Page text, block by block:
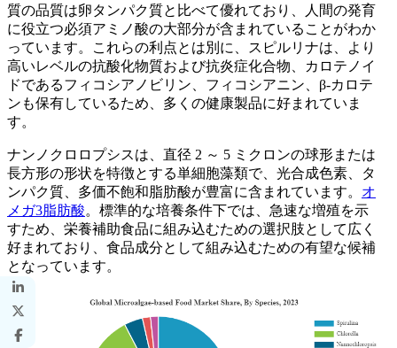
質の品質は卵タンパク質と比べて優れており、人間の発育
に役立つ必須アミノ酸の大部分が含まれていることがわか
っています。これらの利点とは別に、スピルリナは、より
高いレベルの抗酸化物質および抗炎症化合物、カロテノイ
ドであるフィコシアノビリン、フィコシアニン、β-カロテ
ンも保有しているため、多くの健康製品に好まれていま
す。
ナンノクロロプシスは、直径 2 ～ 5 ミクロンの球形または
長方形の形状を特徴とする単細胞藻類で、光合成色素、タ
ンパク質、多価不飽和脂肪酸が豊富に含まれています。 オ
メガ3脂肪酸。標準的な培養条件下では、急速な増殖を示
すため、栄養補助食品に組み込むための選択肢として広く
好まれており、食品成分として組み込むための有望な候補
となっています。